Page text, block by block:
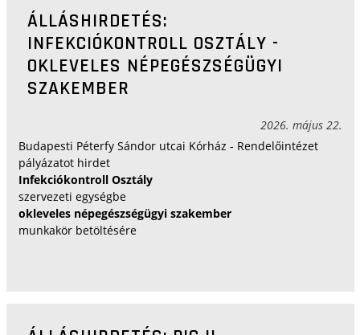
ÁLLÁSHIRDETÉS:
INFEKCIÓKONTROLL OSZTÁLY -
OKLEVELES NÉPEGÉSZSÉGÜGYI
SZAKEMBER
2026. május 22.
Budapesti Péterfy Sándor utcai Kórház - Rendelőintézet
pályázatot hirdet
Infekciókontroll Osztály
szervezeti egységbe
okleveles népegészségügyi szakember
munkakör betöltésére